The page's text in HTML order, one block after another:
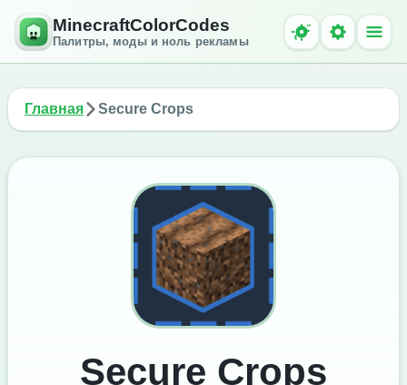
MinecraftColorCodes
Палитры, моды и ноль рекламы
Главная Secure Crops
Secure Crops